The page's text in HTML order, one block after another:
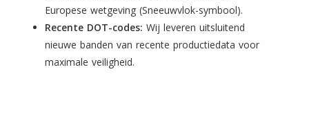
Europese wetgeving (Sneeuwvlok-symbool).
Recente DOT-codes: Wij leveren uitsluitend
nieuwe banden van recente productiedata voor
maximale veiligheid.